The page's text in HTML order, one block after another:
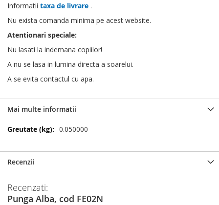
Informatii taxa de livrare .
Nu exista comanda minima pe acest website.
Atentionari speciale:
Nu lasati la indemana copiilor!
A nu se lasa in lumina directa a soarelui.
A se evita contactul cu apa.
Mai multe informatii
Mai
0.050000
Recenzii
Recenzati:
Punga Alba, cod FE02N